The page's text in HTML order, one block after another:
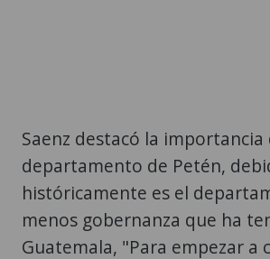
Saenz destacó la importancia
departamento de Petén,
históricamente es el
menos gobernanza que ha
Guatemala, "Para empezar a